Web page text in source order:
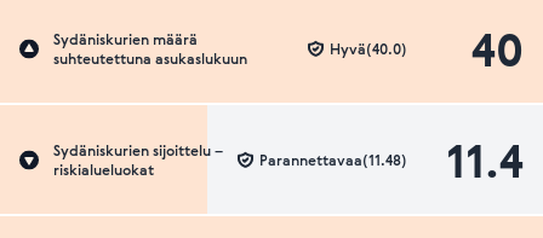
Sydäniskurien määrä
suhteutettuna asukaslukuun
40
Hyvä(40.0)
Sydäniskurien sijoittelu –
riskialueluokat
11.4
Parannettavaa(11.48)